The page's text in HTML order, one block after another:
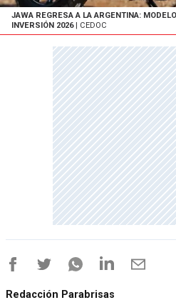
JAWA REGRESA A LA ARGENTINA:
INVERSIÓN 2026| CEDOC
Redacción Parabrisas